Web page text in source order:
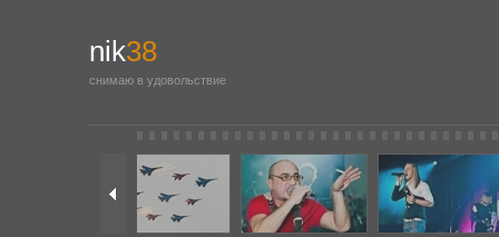
nik38
снимаю в удовольствие